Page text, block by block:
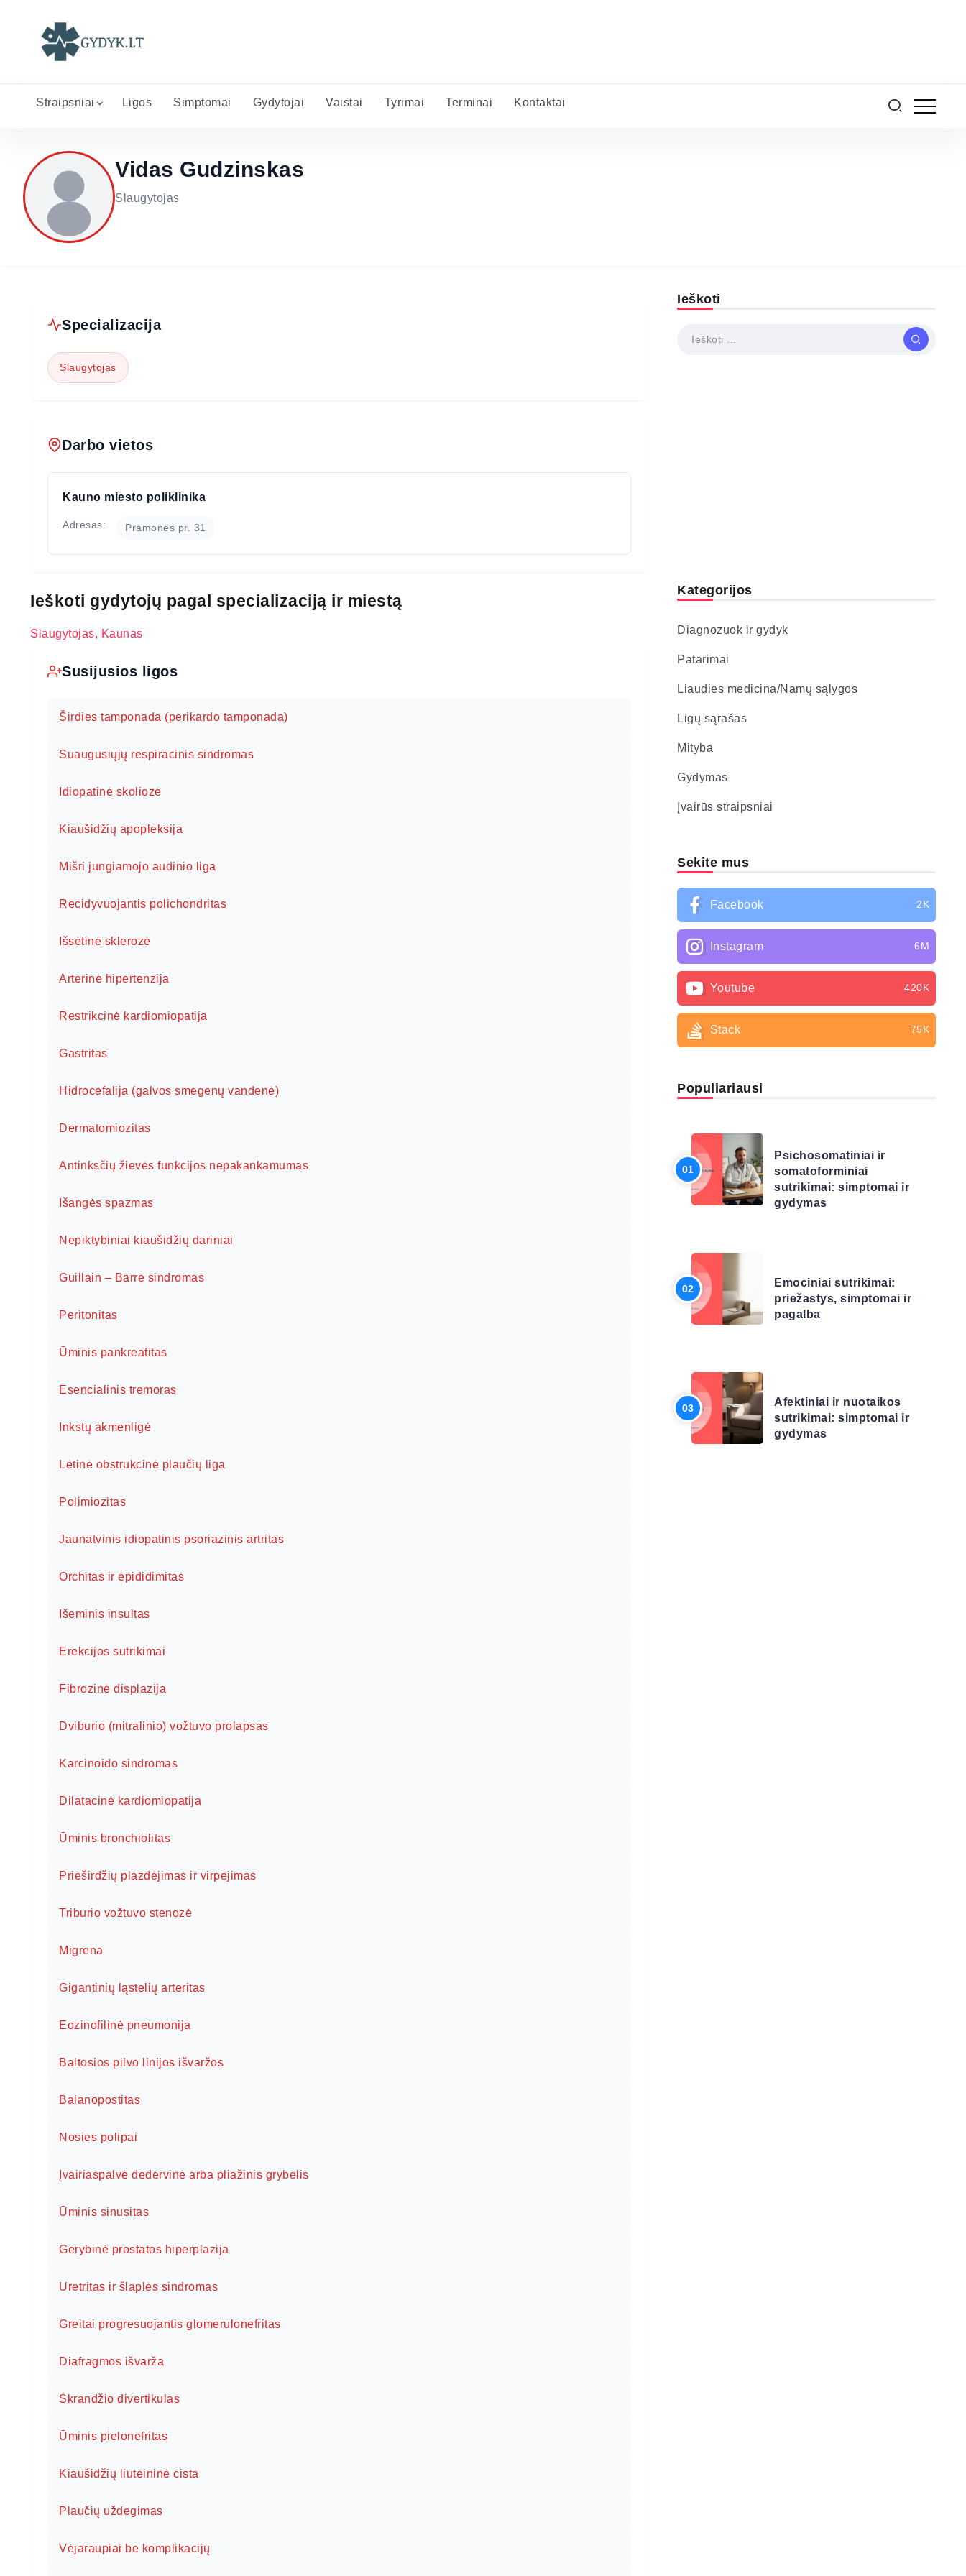
Straipsniai Ligos Simptomai Gydytojai Vaistai Tyrimai Terminai Kontaktai
Vidas Gudzinskas
Slaugytojas
Specializacija
Slaugytojas
Darbo vietos
Kauno miesto poliklinika
Adresas: Pramonės pr. 31
Ieškoti gydytojų pagal specializaciją ir miestą
Slaugytojas, Kaunas
Susijusios ligos
Širdies tamponada (perikardo tamponada)
Suaugusiųjų respiracinis sindromas
Idiopatinė skoliozė
Kiaušidžių apopleksija
Mišri jungiamojo audinio liga
Recidyvuojantis polichondritas
Išsėtinė sklerozė
Arterinė hipertenzija
Restrikcinė kardiomiopatija
Gastritas
Hidrocefalija (galvos smegenų vandenė)
Dermatomiozitas
Antinksčių žievės funkcijos nepakankamumas
Išangės spazmas
Nepiktybiniai kiaušidžių dariniai
Guillain – Barre sindromas
Peritonitas
Ūminis pankreatitas
Esencialinis tremoras
Inkstų akmenligė
Lėtinė obstrukcinė plaučių liga
Polimiozitas
Jaunatvinis idiopatinis psoriazinis artritas
Orchitas ir epididimitas
Išeminis insultas
Erekcijos sutrikimai
Fibrozinė displazija
Dviburio (mitralinio) vožtuvo prolapsas
Karcinoido sindromas
Dilatacinė kardiomiopatija
Ūminis bronchiolitas
Prieširdžių plazdėjimas ir virpėjimas
Triburio vožtuvo stenozė
Migrena
Gigantinių ląstelių arteritas
Eozinofilinė pneumonija
Baltosios pilvo linijos išvaržos
Balanopostitas
Nosies polipai
Įvairiaspalvė dedervinė arba pliažinis grybelis
Ūminis sinusitas
Gerybinė prostatos hiperplazija
Uretritas ir šlaplės sindromas
Greitai progresuojantis glomerulonefritas
Diafragmos išvarža
Skrandžio divertikulas
Ūminis pielonefritas
Kiaušidžių liuteininė cista
Plaučių uždegimas
Vėjaraupia​i be komplikaci​jų
Ieškoti
Kategorijos
Diagnozuok ir gydyk
Patarimai
Liaudies medicina/Namų sąlygos
Ligų sąrašas
Mityba
Gydymas
Įvairūs straipsniai
Sekite mus
Facebook 2K
Instagram 6M
Youtube 420K
Stack 75K
Populiariausi
Psichosomatiniai ir
somatoforminiai
sutrikimai: simptomai ir
gydymas
Emociniai sutrikimai:
priežastys, simptomai ir
pagalba
Afektiniai ir nuotaikos
sutrikimai: simptomai ir
gydymas